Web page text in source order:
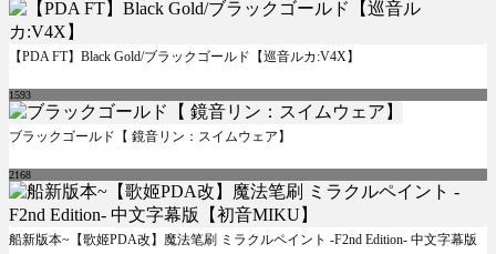
【PDA FT】Black Gold/ブラックゴールド【巡音ルカ:V4X】
1593
ブラックゴールド【 鏡音リン：スイムウェア】
2168
船新版本~【歌姬PDA改】魔法笔刷 ミラクルペイント -F2nd Edition- 中文字幕版